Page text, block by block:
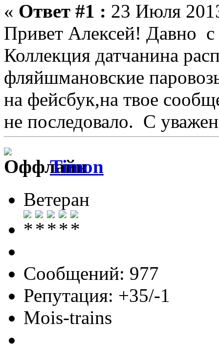
« Ответ #1 : 23 Июля
Привет Алексей! Давно
Коллекция датчанина
фляйшмановские
на фейсбук,на твое
не последовало. С
Timon
Ветеран
Сообщений: 977
Репутация: +35/-1
Mois-trains